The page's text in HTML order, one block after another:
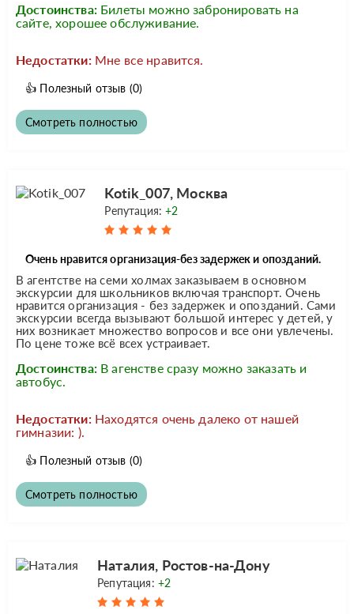
Достоинства: Билеты можно забронировать на
сайте, хорошее обслуживание.
Недостатки: Мне все нравится.
👍 Полезный отзыв (0)
Смотреть полностью
Kotik_007, Москва
Репутация:+2
Очень нравится организация-без задержек и опозданий.
В агентстве на семи холмах заказываем в основном
экскурсии для школьников включая транспорт. Очень
нравится организация - без задержек и опозданий. Сами
экскурсии всегда вызывают большой интерес у детей, у
них возникает множество вопросов и все они увлечены.
По цене тоже всё всех устраивает.
Достоинства: В агенстве сразу можно заказать и
автобус.
Недостатки: Находятся очень далеко от нашей
гимназии: ).
👍 Полезный отзыв (0)
Смотреть полностью
Наталия, Ростов-на-Дону
Репутация: +2